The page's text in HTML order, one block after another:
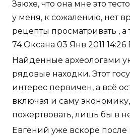
Заюхе, что она мне это
у меня, к сожалению, нет
рецепты просматривать , а
74 Оксана 03 Янв 2011 14:26
Найденные археологами
рядовые находки. Этот
интерес первичен, а всё
включая и саму
пожертвовать, лишь бы в
Евгений уже вскоре после